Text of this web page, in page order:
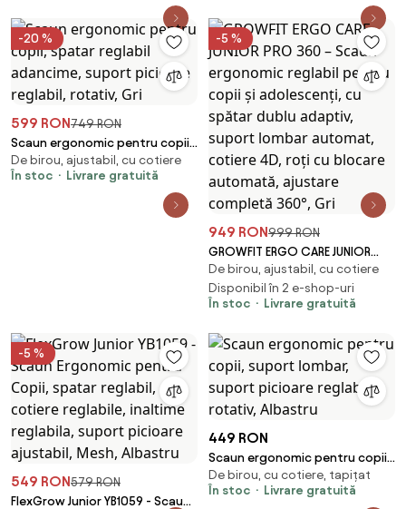
-20 %
599 RON749 RON
Scaun ergonomic pentru copii,
spatar reglabil adancime,
suport picioare reglabil,
De birou, ajustabil, cu cotiere
În stoc
Livrare gratuită
-5 %
949 RON999 RON
GROWFIT ERGO CARE JUNIOR
PRO 360 – Scaun ergonomic
reglabil pentru copii și
adolescenți, cu spătar dublu
automat, cotiere 4D, roți cu
blocare automată, ajustare
completă 360°, Gri
De birou, ajustabil, cu cotiere
Disponibil în 2 e-shop-uri
În stoc
Livrare gratuită
-5 %
549 RON579 RON
FlexGrow Junior YB1059 - Scaun
449 RON
Scaun ergonomic pentru copii,
suport lombar, suport picioare
reglabil, rotativ, Albastru
De birou, cu cotiere, tapițat
În stoc
Livrare gratuită